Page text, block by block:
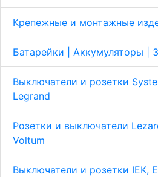
Крепежные и монтажные
Батарейки | Аккумуляторы |
Выключатели и розетки
Legrand
Розетки и выключатели
Voltum
Выключатели и розетки IEK,